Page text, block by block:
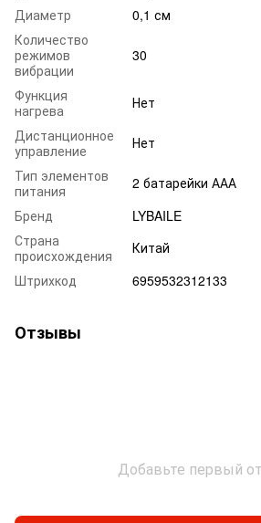
Диаметр
0,1 см
Количество
режимов
вибрации
30
Функция
нагрева
Нет
Дистанционное
управление
Нет
Тип элементов
питания
2 батарейки ААА
Бренд
LYBAILE
Страна
происхождения
Китай
Штрихкод
6959532312133
Отзывы
Добавьте первый